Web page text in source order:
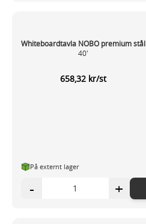
Whiteboardtavla NOBO premium stål
40'
658,32 kr/st
På externt lager
- +